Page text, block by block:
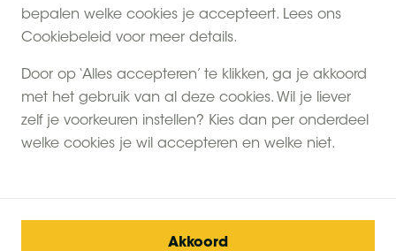
bepalen welke cookies je accepteert. Lees ons
Cookiebeleid voor meer details.
Door op ‘Alles accepteren’ te klikken, ga je akkoord
met het gebruik van al deze cookies. Wil je liever
zelf je voorkeuren instellen? Kies dan per onderdeel
welke cookies je wil accepteren en welke niet.
Akkoord